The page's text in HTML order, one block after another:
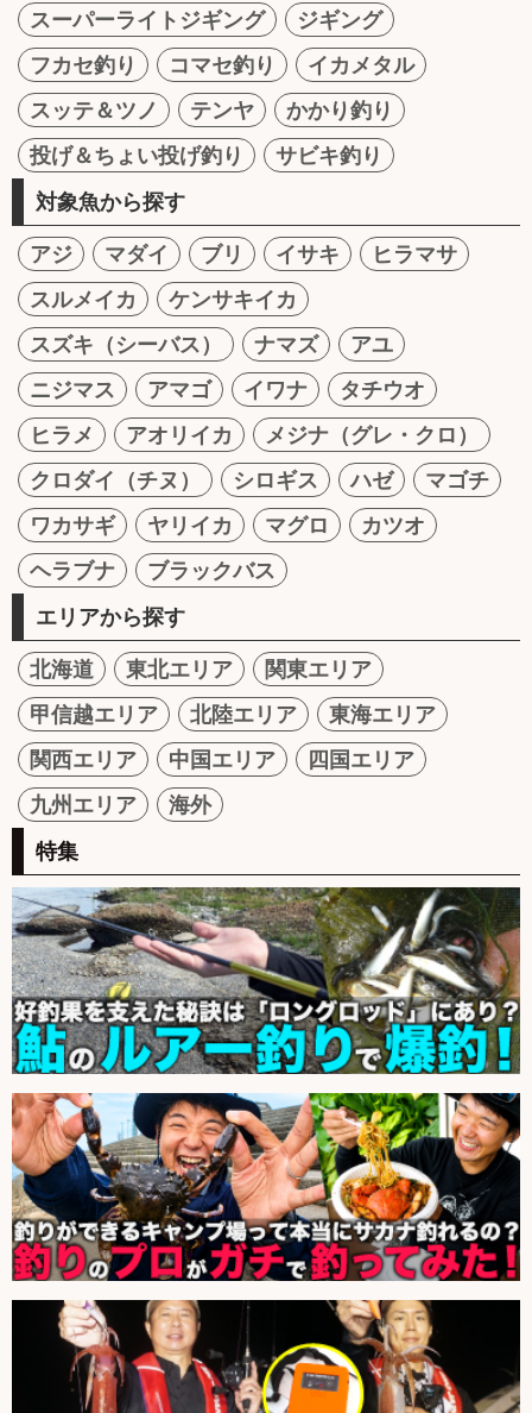
スーパーライトジギング
ジギング
フカセ釣り
コマセ釣り
イカメタル
スッテ＆ツノ
テンヤ
かかり釣り
投げ＆ちょい投げ釣り
サビキ釣り
対象魚から探す
アジ マダイ ブリ イサキ
ヒラマサ
スルメイカ
ケンサキイカ
スズキ（シーバス）
ナマズ
アユ
ニジマス
アマゴ イワナ
タチウオ
ヒラメ
アオリイカ
メジナ（グレ・クロ）
クロダイ（チヌ）
シロギス ハゼ
マゴチ
ワカサギ
ヤリイカ マグロ
カツオ
ヘラブナ
ブラックバス
エリアから探す
北海道 東北エリア
関東エリア
甲信越エリア
北陸エリア
東海エリア
関西エリア
中国エリア
四国エリア
九州エリア
海外
特集